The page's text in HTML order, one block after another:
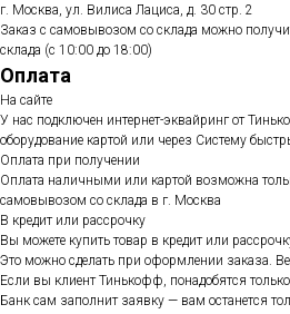
г. Москва, ул. Вилиса Лациса, д. 30 стр. 2
Заказ с самовывозом со склада можно
склада (с 10:00 до 18:00)
Оплата
На сайте
У нас подключен интернет-эквайринг от
оборудование картой или через Систему
Оплата при получении
Оплата наличными или картой возможна
самовывозом со склада в г. Москва
В кредит или рассрочку
Вы можете купить товар в кредит или
Это можно сделать при оформлении заказа.
Если вы клиент Тинькофф, понадобятся
Банк сам заполнит заявку — вам останется